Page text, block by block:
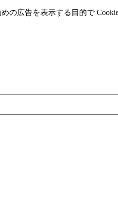
の広告を表⽰する⽬的で